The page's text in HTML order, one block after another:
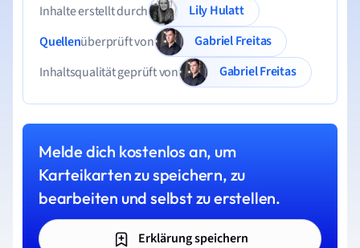
Inhalte erstellt durch
Lily Hulatt
Quellenüberprüft von
Gabriel Freitas
Inhaltsqualität geprüft von
Gabriel Freitas
Melde dich kostenlos an, um
Karteikarten zu speichern, zu
bearbeiten und selbst zu erstellen.
Erklärung speichern